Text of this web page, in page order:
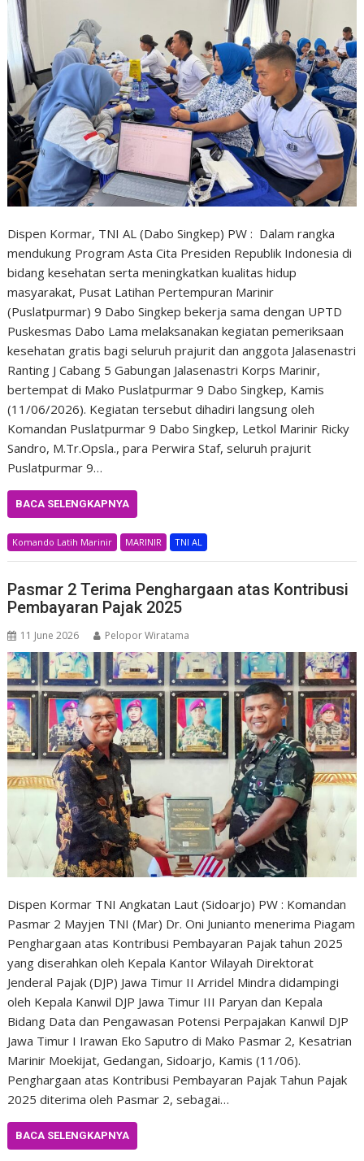
Dispen Kormar, TNI AL (Dabo Singkep) PW : Dalam rangka
mendukung Program Asta Cita Presiden Republik Indonesia di
bidang kesehatan serta meningkatkan kualitas hidup
masyarakat, Pusat Latihan Pertempuran Marinir
(Puslatpurmar) 9 Dabo Singkep bekerja sama dengan UPTD
Puskesmas Dabo Lama melaksanakan kegiatan pemeriksaan
kesehatan gratis bagi seluruh prajurit dan anggota Jalasenastri
Ranting J Cabang 5 Gabungan Jalasenastri Korps Marinir,
bertempat di Mako Puslatpurmar 9 Dabo Singkep, Kamis
(11/06/2026). Kegiatan tersebut dihadiri langsung oleh
Komandan Puslatpurmar 9 Dabo Singkep, Letkol Marinir Ricky
Sandro, M.Tr.Opsla., para Perwira Staf, seluruh prajurit
Puslatpurmar 9…
BACA SELENGKAPNYA
Komando Latih Marinir MARINIR TNI AL
Pasmar 2 Terima Penghargaan atas Kontribusi
Pembayaran Pajak 2025
11 June 2026 Pelopor Wiratama
Dispen Kormar TNI Angkatan Laut (Sidoarjo) PW : Komandan
Pasmar 2 Mayjen TNI (Mar) Dr. Oni Junianto menerima Piagam
Penghargaan atas Kontribusi Pembayaran Pajak tahun 2025
yang diserahkan oleh Kepala Kantor Wilayah Direktorat
Jenderal Pajak (DJP) Jawa Timur II Arridel Mindra didampingi
oleh Kepala Kanwil DJP Jawa Timur III Paryan dan Kepala
Bidang Data dan Pengawasan Potensi Perpajakan Kanwil DJP
Jawa Timur I Irawan Eko Saputro di Mako Pasmar 2, Kesatrian
Marinir Moekijat, Gedangan, Sidoarjo, Kamis (11/06).
Penghargaan atas Kontribusi Pembayaran Pajak Tahun Pajak
2025 diterima oleh Pasmar 2, sebagai…
BACA SELENGKAPNYA